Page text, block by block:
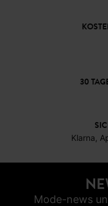
30
Klarna,
Mode-news